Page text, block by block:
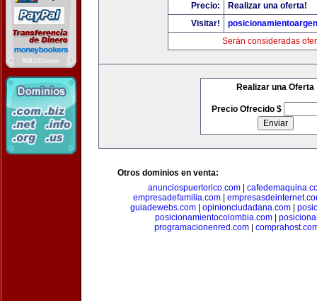
Precio:
Realizar una oferta!
Visitar!
Serán consideradas
Realizar una Oferta
Precio Ofrecido $
Otros dominios en venta:
anunciospuertorico.com|
empresadefamilia.com
guiadewebs.com
opinionciudadana.com
posicionamientocolombia.com|
programacionenred.com